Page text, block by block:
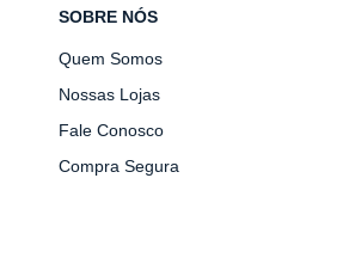
SOBRE NÓS
Quem Somos
Nossas Lojas
Fale Conosco
Compra Segura